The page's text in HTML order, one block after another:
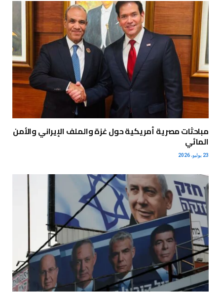
مباحثات مصرية أمريكية حول غزة والملف الإيراني والأمن
المائي
23 يوليو، 2026